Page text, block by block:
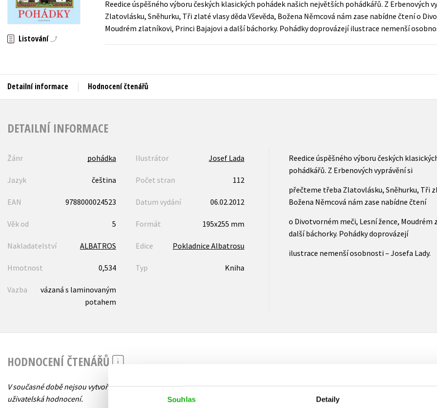
Souhlas Detaily
Auto - moto
Beletrie pro děti
Beletrie pro dospělé
Jazyky
Komiks
Populárně - naučná pro dospělé
Populárně - naučné pro děti
Young adult (SK)
Listování
Reedice úspěšného výboru českých klasických pohádek našich největších pohádkářů. Z Erbenových
Zlatovlásku, Sněhurku, Tři zlaté vlasy děda Vševěda, Božena Němcová nám zase nabídne čtení o
Moudrém zlatníkovi, Princi Bajajovi a další báchorky. Pohádky doprovázejí ilustrace nemenší
Detailní informace Hodnocení čtenářů
DETAILNÍ INFORMACE
Žánr pohádka Ilustrátor Josef Lada
Jazyk čeština Počet stran 112
EAN 9788000024523 Datum vydání 06.02.2012
Věk od 5 Formát 195x255 mm
Nakladatelství ALBATROS Edice Pokladnice Albatrosu
Hmotnost 0,534 Typ Kniha
Vazba
vázaná s laminovaným
potahem
Reedice úspěšného výboru českých
pohádkářů. Z Erbenových vyprávění si
přečteme třeba Zlatovlásku, Sněhurku, Tři
Božena Němcová nám zase nabídne čtení
o Divotvorném meči, Lesní žence,
další báchorky. Pohádky doprovázejí
ilustrace nemenší osobnosti – Josefa Lady.
HODNOCENÍ ČTENÁŘŮ
V současné době nejsou vytvořena žádná
uživatelská hodnocení.
Uživatelskou recenzi mohou vkládat pouze registrovaní